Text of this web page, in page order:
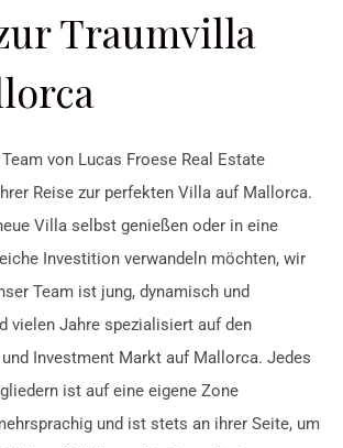
Traumvilla
von Lucas Froese Real Estate
Reise zur perfekten Villa auf Mallorca.
Villa selbst genießen oder in eine
Investition verwandeln möchten, wir
Team ist jung, dynamisch und
vielen Jahre spezialisiert auf den
Investment Markt auf Mallorca. Jedes
ist auf eine eigene Zone
und ist stets an ihrer Seite, um